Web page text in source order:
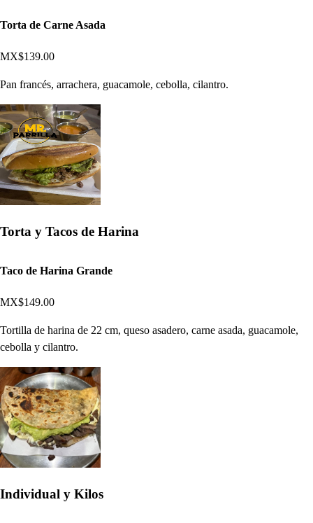
Torta de Carne Asada
MX$139.00
Pan francés, arrachera, guacamole, cebolla, cilantro.
Torta y Tacos de Harina
Taco de Harina Grande
MX$149.00
Tortilla de harina de 22 cm, queso asadero, carne asada, guacamole,
cebolla y cilantro.
Individual y Kilos